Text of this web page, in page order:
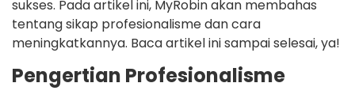
sukses. Pada artikel ini, MyRobin akan membahas
tentang sikap profesionalisme dan cara
meningkatkannya. Baca artikel ini sampai selesai, ya!
Pengertian Profesionalisme